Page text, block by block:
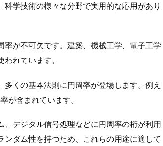
学技術の様々な分野で実用的な応用があり
が不可欠です。建築、機械工学、電子工学
れています。
くの基本法則に円周率が登場します。例え
が含まれています。
デジタル信号処理などに円周率の桁が利用
ダム性を持つため、これらの用途に適して